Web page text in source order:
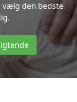
den bedste